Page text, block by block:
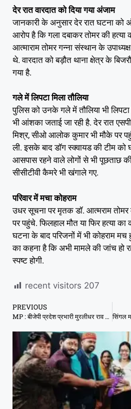
देर रात वारदात को दिया गया अंजाम
जानकारी के अनुसार देर रात घटना को
आरोप है कि गला दबाकर तोमर की
आत्माराम तोमर गन्ना संस्थान के
थे. वारदात को बड़ौत थाना क्षेत्र के
गया है.
गले में लिपटा मिला तौलिया
पुलिस को उनके गले में तौलिया भी
भी आंशका जताई जा रही है. देर रात
मिश्र, सीओ आलोक कुमार भी मौके पर
ली. इसके बाद डॉग स्क्वायड की टीम को
आसपास रहने वाले लोगों से भी पूछताछ
सीसीटीवी कैमरे भी खंगाले गए.
परिवार में मचा कोहराम
उधर सूचना पर मृतक डॉ. आत्मराम तोमर
पर पहुंचे. फिलहाल मौत या फिर हत्या
घटना के बाद परिजनों में भी कोहराम
का कहना है कि अभी मामले की जांच हो
स्पष्ट होगी.
recent visitors 207
PREVIOUS
MP : बीजेपी प्रदेश प्रभारी मुरलीधर राव ने बताया नेताओं को नालायक